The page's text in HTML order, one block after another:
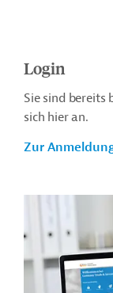
Login
Sie sind bereits
sich hier an.
Zur